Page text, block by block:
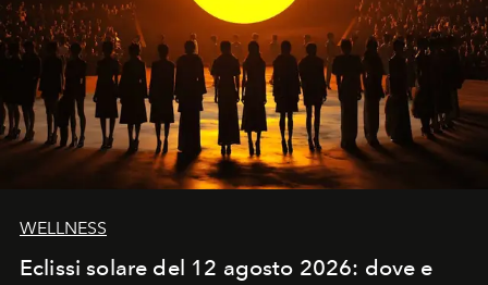
WELLNESS
Eclissi solare del 12 agosto 2026: dove e